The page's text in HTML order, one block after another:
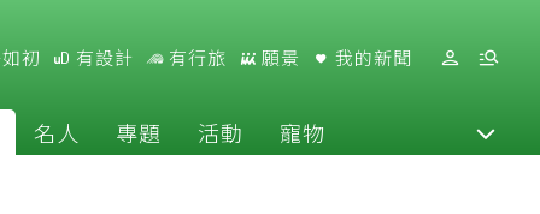
初 有設計 有行旅 願景 我的新聞
名人 專題 活動 寵物